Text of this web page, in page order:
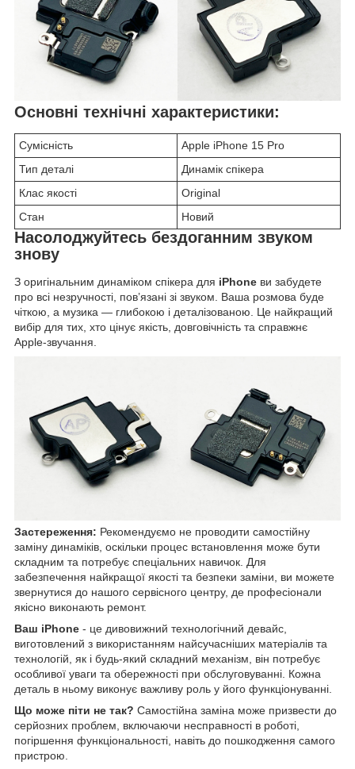
Основні технічні характеристики:
Сумісність
Apple iPhone 15 Pro
Тип деталі
Динамік спікера
Клас якості
Original
Стан
Новий
Насолоджуйтесь бездоганним звуком
знову
З оригінальним динаміком спікера для iPhone ви забудете
про всі незручності, пов’язані зі звуком. Ваша розмова буде
чіткою, а музика — глибокою і деталізованою. Це найкращий
вибір для тих, хто цінує якість, довговічність та справжнє
Apple-звучання.
Застереження: Рекомендуємо не проводити самостійну
заміну динаміків, оскільки процес встановлення може бути
складним та потребує спеціальних навичок. Для
забезпечення найкращої якості та безпеки заміни, ви можете
звернутися до нашого сервісного центру, де професіонали
якісно виконають ремонт.
Ваш iPhone - це дивовижний технологічний девайс,
виготовлений з використанням найсучасніших матеріалів та
технологій, як і будь-який складний механізм, він потребує
особливої уваги та обережності при обслуговуванні. Кожна
деталь в ньому виконує важливу роль у його функціонуванні.
Що може піти не так? Самостійна заміна може призвести до
серйозних проблем, включаючи несправності в роботі,
погіршення функціональності, навіть до пошкодження самого
пристрою.